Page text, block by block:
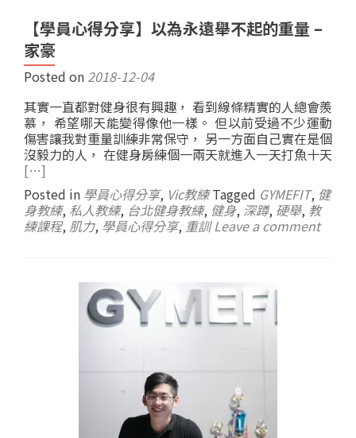
【學員心得分享】以為永遠舉不起的重量 –
家豪
Posted on 2018-12-04
其實一直都對健身很有興趣， 看到線條精實的人總會羨
慕， 希望哪天能變得像他一樣。 但以前受過不少運動
傷害讓我對重量訓練非常保守， 另一方面自己實在是個
沒毅力的人， 在健身房練個一兩天就進入一天打魚十天
[…]
Posted in 學員心得分享, Vic教練 Tagged GYMEFIT, 健
身教練, 私人教練, 台北健身教練, 健身, 深蹲, 硬舉, 教
練課程, 肌力, 學員心得分享, 重訓 Leave a comment